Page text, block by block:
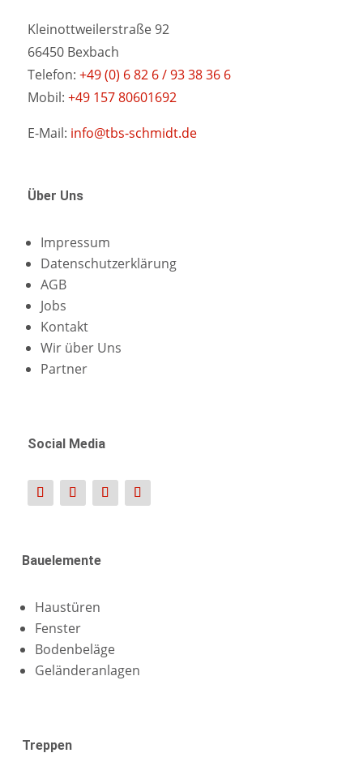
Kleinottweilerstraße 92
66450 Bexbach
Telefon: +49 (0) 6 82 6 / 93 38 36 6
Mobil: +49 157 80601692
E-Mail: info@tbs-schmidt.de
Über Uns
Impressum
Datenschutzerklärung
AGB
Jobs
Kontakt
Wir über Uns
Partner
Social Media
Bauelemente
Haustüren
Fenster
Bodenbeläge
Geländeranlagen
Treppen